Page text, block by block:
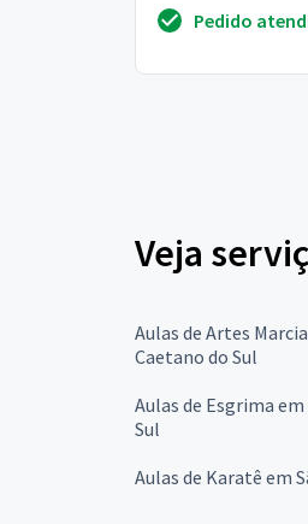
Pedido
Veja
Aulas de Artes
Caetano do Sul
Aulas de Esgrima
Sul
Aulas de Karatê em